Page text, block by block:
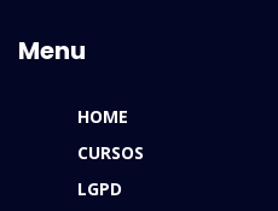
Menu
HOME
CURSOS
LGPD